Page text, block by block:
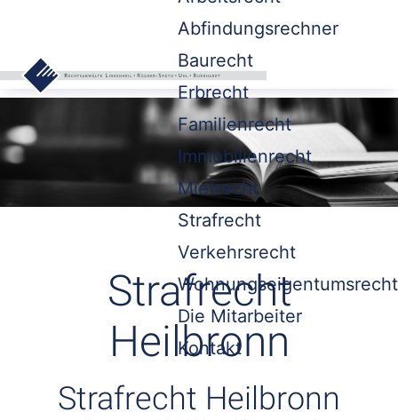
Abfindungsrechner
Baurecht
Erbrecht
Familienrecht
Immobilienrecht
Mietrecht
Strafrecht
Verkehrsrecht
Wohnungseigentumsrecht
Die Mitarbeiter
Kontakt
Strafrecht
Heilbronn
Strafrecht Heilbronn